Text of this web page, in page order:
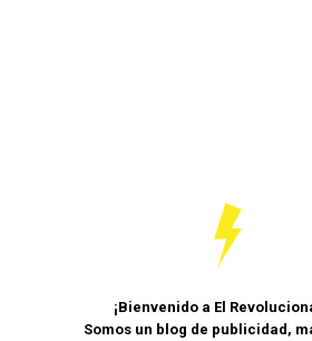
¡Bienvenido a El
Somos un blog de publicidad,